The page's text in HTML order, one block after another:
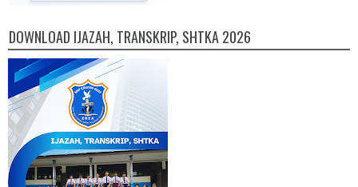
DOWNLOAD IJAZAH, TRANSKRIP, SHTKA 2026